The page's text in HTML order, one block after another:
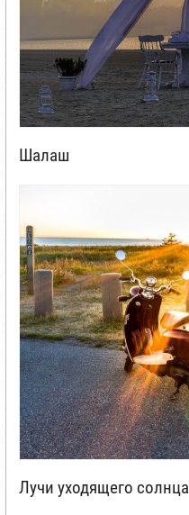
Шалаш
Лучи уходящего солнца